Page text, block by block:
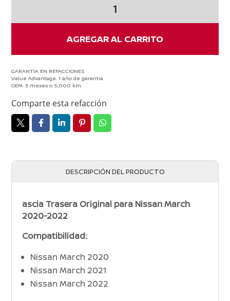
MARCH
AGREGAR AL CARRITO
GARANTÍA EN REFACCIONES
Value Advantage: 1 año de garantía
OEM: 3 meses o 5,000 km.
Comparte esta refacción
DESCRIPCIÓN DEL PRODUCTO
ascia Trasera Original para Nissan March
2020-2022
Compatibilidad:
Nissan March 2020
Nissan March 2021
Nissan March 2022